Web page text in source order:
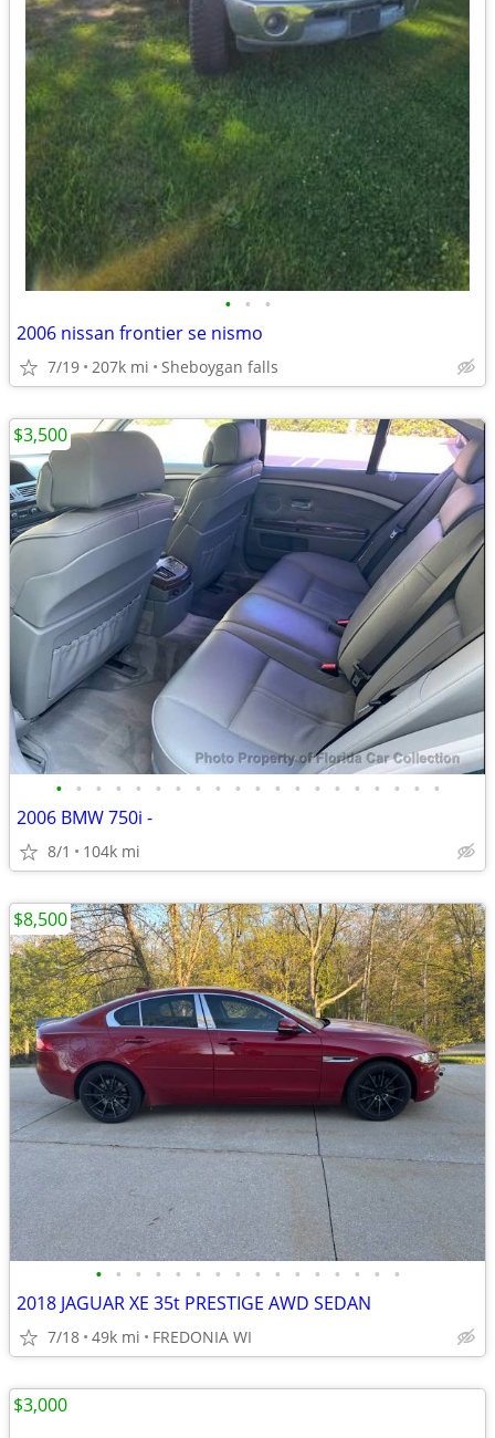
• • •
2006 nissan frontier se nismo
7/19 207k mi Sheboygan falls
• • • • • • • • • • • • • • • • • • • •
2006 BMW 750i -
8/1 104k mi
$3,500
• • • • • • • • • • • • • • • •
2018 JAGUAR XE 35t PRESTIGE AWD SEDAN
7/18 49k mi FREDONIA WI
$8,500
$3,000